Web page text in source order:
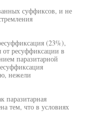
суффиксов, и не
(23%),
от ресуффиксации в
паразитарной
нежели
паразитарная
тем, что в условиях